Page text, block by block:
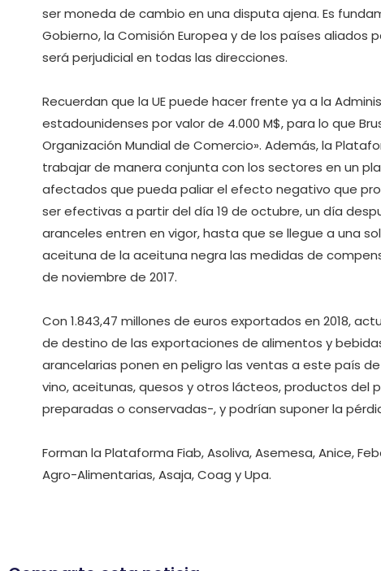
ser moneda de cambio en una disputa ajena. Es
Gobierno, la Comisión Europea y de los países
será perjudicial en todas las direcciones.
Recuerdan que la UE puede hacer frente ya a la
estadounidenses por valor de 4.000 M$, para lo que
Organización Mundial de Comercio». Además, la
trabajar de manera conjunta con los sectores en un
afectados que pueda paliar el efecto negativo que
ser efectivas a partir del día 19 de octubre, un día
aranceles entren en vigor, hasta que se llegue a una
aceituna de la aceituna negra las medidas de
de noviembre de 2017.
Con 1.843,47 millones de euros exportados en 2018,
de destino de las exportaciones de alimentos y
arancelarias ponen en peligro las ventas a este país
vino, aceitunas, quesos y otros lácteos, productos del
preparadas o conservadas-, y podrían suponer la
Forman la Plataforma Fiab, Asoliva, Asemesa, Anice,
Agro-Alimentarias, Asaja, Coag y Upa.